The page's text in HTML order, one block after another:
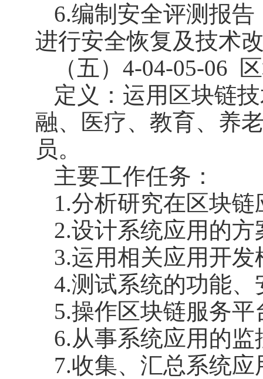
6.编制安全评测报
进行安全恢复及技术
（五）4-04-05-06
定义：运用区块链
融、医疗、教育、养
员。
主要工作任务：
1.分析研究在区块
2.设计系统应用的
3.运用相关应用开
4.测试系统的功能
5.操作区块链服务
6.从事系统应用的
7.收集、汇总系统